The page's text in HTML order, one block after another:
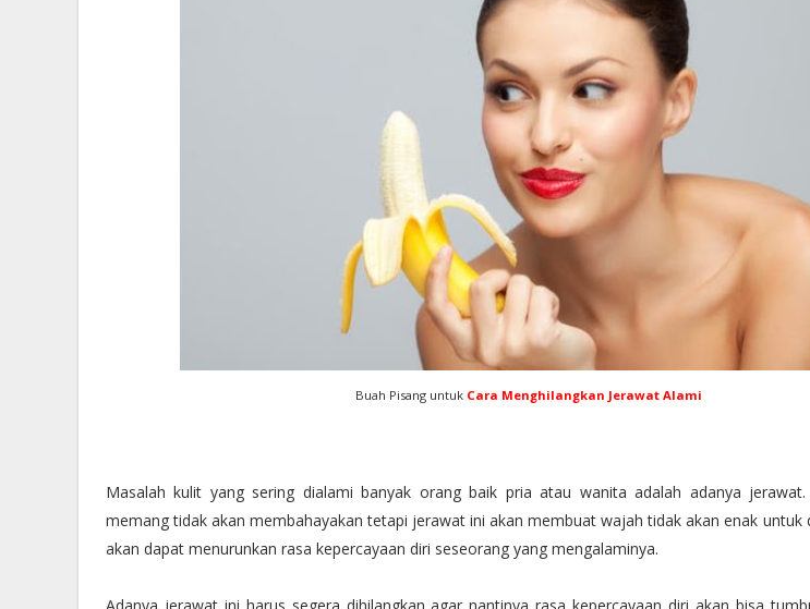
Buah Pisang untuk Cara Menghilangkan Jerawat Alami
Masalah kulit yang sering dialami banyak orang baik pria atau wanita adalah adanya
memang tidak akan membahayakan tetapi jerawat ini akan membuat wajah tidak akan enak untuk
akan dapat menurunkan rasa kepercayaan diri seseorang yang mengalaminya.